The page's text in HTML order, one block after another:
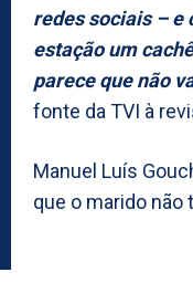
redes sociais – e
estação um
parece que não
fonte da TVI à
Manuel Luís
que o marido não